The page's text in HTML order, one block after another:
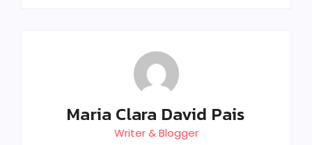
Maria Clara David Pais
Writer & Blogger